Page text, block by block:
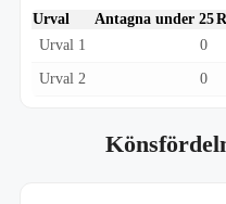
Urval Antagna under 25
Urval 1
0
Urval 2 0